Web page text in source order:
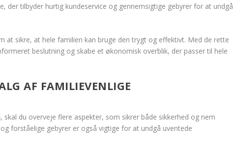
der tilbyder hurtig kundeservice og gennemsigtige gebyrer for at undgå
at sikre, at hele familien kan bruge den trygt og effektivt. Med de rette
beslutning og skabe et økonomisk overblik, der passer til hele
AF FAMILIEVENLIGE
du overveje flere aspekter, som sikrer både sikkerhed og nem
forståelige gebyrer er også vigtige for at undgå uventede